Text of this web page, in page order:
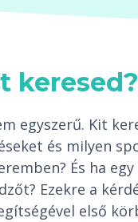
keresed?
egyszerű. Kit
és milyen
És ha egy
Ezekre a
első